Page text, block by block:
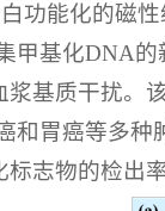
功能化的磁
甲基化DNA
基质干扰。
和胃癌等多种
志物的检出